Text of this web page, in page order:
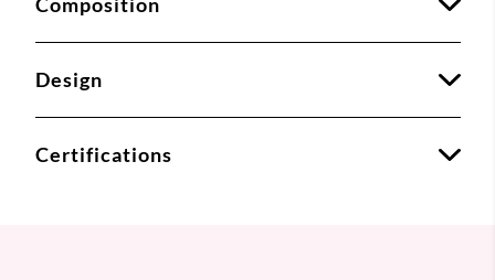
Design
Certifications